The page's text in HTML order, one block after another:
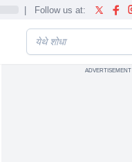
| Follow us at:
ADVERTISEMENT